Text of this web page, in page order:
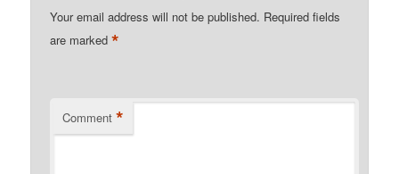
Your email address will not be published. Required fields
are marked*
Comment *